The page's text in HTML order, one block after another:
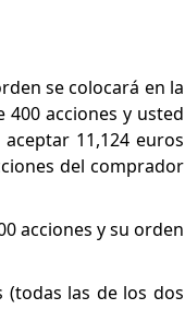
se colocará en la
acciones y usted
11,124 euros
del comprador
acciones y su orden
(todas las de los dos